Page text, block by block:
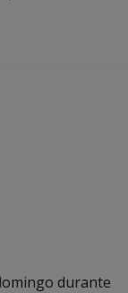
durante